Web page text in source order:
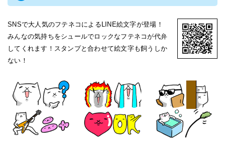
SNSで大人気のフテネコによるLINE絵文字が登場！
みんなの気持ちをシュールでロックなフテネコが代弁
してくれます！スタンプと合わせて絵文字も飼うしか
ない！